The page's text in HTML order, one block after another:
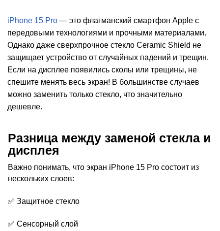
iPhone 15 Pro — это флагманский смартфон Apple с
передовыми технологиями и прочными материалами.
Однако даже сверхпрочное стекло Ceramic Shield не
защищает устройство от случайных падений и трещин.
Если на дисплее появились сколы или трещины, не
спешите менять весь экран! В большинстве случаев
можно заменить только стекло, что значительно
дешевле.
Разница между заменой стекла и
дисплея
Важно понимать, что экран iPhone 15 Pro состоит из
нескольких слоев:
✅ Защитное стекло
✅ Сенсорный слой